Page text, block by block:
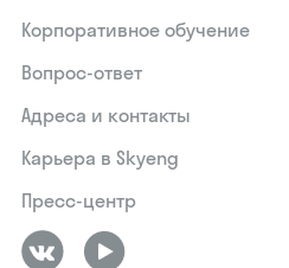
Корпоративное обучение
Вопрос-ответ
Адреса и контакты
Карьера в Skyeng
Пресс-центр